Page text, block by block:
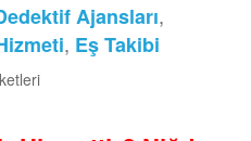
Ajansları,
, Eş Takibi